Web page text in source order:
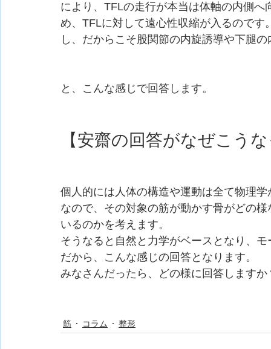
により、TFLの走行が本当は体軸の内側
め、TFLに対して遠心性収縮が入るので
し、だからこそ股関節の内旋誘導や下腿
と、こんな感じで回答します。
【安齋の回答がなぜこう
個人的には人体の構造や運動は全て物理
なので、その対象の筋が動かす骨がどの
いるのかを考えます。
そうなると自然と力学がベースとなり、
だから、こんな感じの回答となります。
みなさんだったら、どの様に回答しますか
筋 コラム 整形